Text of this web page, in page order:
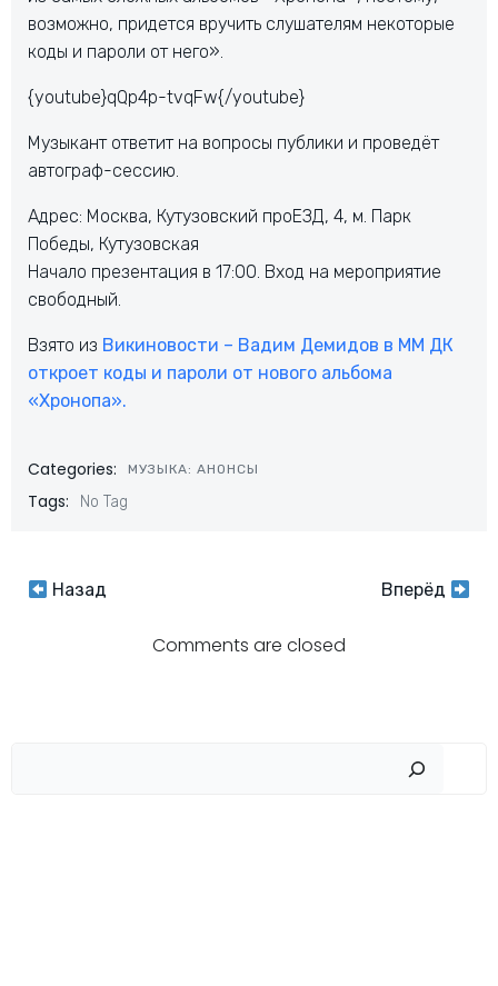
возможно, придется вручить слушателям некоторые
коды и пароли от него».
{youtube}qQp4p-tvqFw{/youtube}
Музыкант ответит на вопросы публики и проведёт
автограф-сессию.
Адрес: Москва, Кутузовский проЕЗД, 4, м. Парк
Победы, Кутузовская
Начало презентация в 17:00. Вход на мероприятие
свободный.
Взято из Викиновости – Вадим Демидов в ММ ДК
откроет коды и пароли от нового альбома
«Хронопа».
Categories: МУЗЫКА: АНОНСЫ
Tags: No Tag
Навигация
Назад
Навигация
по
Вперёд
Comments are closed